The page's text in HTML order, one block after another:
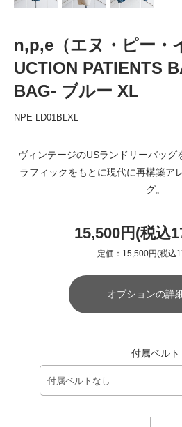
n,p,e（エヌ・ピー・
UCTION PATIENTS
BAG- ブルー XL
NPE-LD01BLXL
ヴィンテージのUSランドリーバッグ
ラフィックをもとに現代に再構築ア
グ。
15,500円(税込
定価：15,500円(税込
オプションの詳
付属ベルト